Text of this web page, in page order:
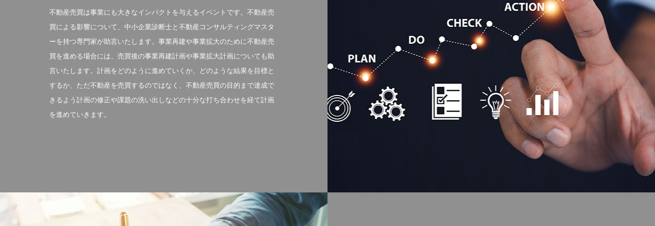
不動産売買は事業にも大きなインパクトを与えるイベントです。不動産売
買による影響について、中小企業診断士と不動産コンサルティングマスタ
ーを持つ専門家が助言いたします。事業再建や事業拡大のために不動産売
買を進める場合には、売買後の事業再建計画や事業拡大計画についても助
言いたします。計画をどのように進めていくか、どのような結果を目標と
するか、ただ不動産を売買するのではなく、不動産売買の目的まで達成で
きるよう計画の修正や課題の洗い出しなどの十分な打ち合わせを経て計画
を進めていきます。